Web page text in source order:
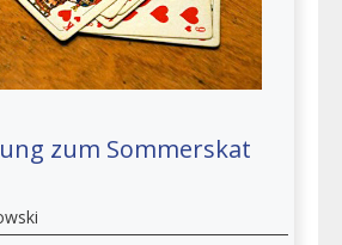
zum Sommerskat